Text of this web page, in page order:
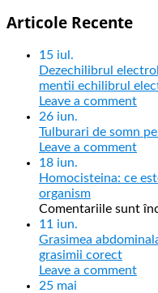
Articole Recente
15 iul.
Dezechilibrul
mentii echilibrul
Leave a comment
26 iun.
Tulburari de somn
Leave a comment
18 iun.
Homocisteina: ce
organism
Comentariile sunt
11 iun.
Grasimea
grasimii corect
Leave a comment
25 mai